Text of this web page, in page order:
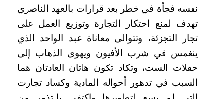
نفسه فجأة في خطر بعد قرارات بالعهد الناصري
تهدف لمنع احتكار التجارة وتوزيع العمل على
تجار التجزئة، وتتوالى معاناة عبد الواحد الذي
ينغمس في شرب الأفيون ويهوى الذهاب إلى
حفلات الست، وتكاد تكون هاتان العادتان هما
السبب في تدهور أحواله المادية وكساد تجارت